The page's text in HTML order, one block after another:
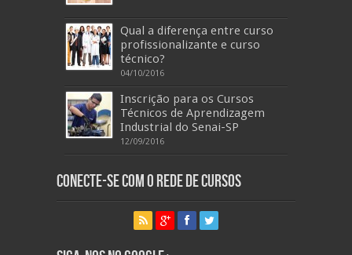
Qual a diferença entre curso
profissionalizante e curso
técnico?
04/10/2016
Inscrição para os Cursos
Técnicos de Aprendizagem
Industrial do Senai-SP
12/09/2016
Conecte-se com o Rede de Cursos